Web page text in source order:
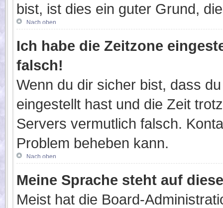
bist, ist dies ein guter Grund,
Nach oben
Ich habe die Zeitzone
falsch!
Wenn du dir sicher bist, dass
eingestellt hast und die Zeit
Servers vermutlich falsch.
Problem beheben kann.
Nach oben
Meine Sprache steht auf
Meist hat die Board-